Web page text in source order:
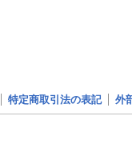
特定商取引法の表記 外